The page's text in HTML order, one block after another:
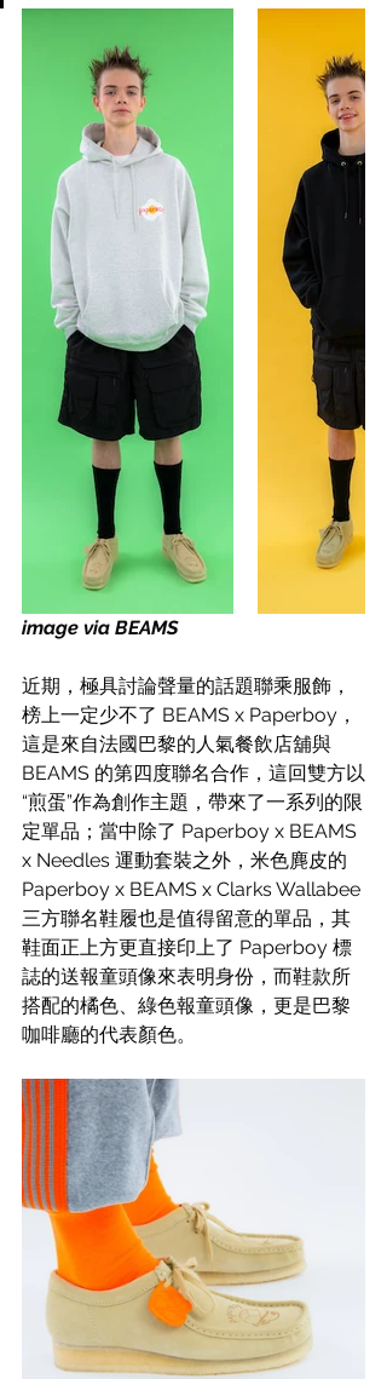
image via BEAMS
近期，極具討論聲量的話題聯乘服飾，
榜上一定少不了 BEAMS x Paperboy，
這是來自法國巴黎的人氣餐飲店舖與
BEAMS 的第四度聯名合作，這回雙方以
“煎蛋”作為創作主題，帶來了一系列的限
定單品；當中除了 Paperboy x BEAMS
x Needles 運動套裝之外，米色麂皮的
Paperboy x BEAMS x Clarks Wallabee
三方聯名鞋履也是值得留意的單品，其
鞋面正上方更直接印上了 Paperboy 標
誌的送報童頭像來表明身份，而鞋款所
搭配的橘色、綠色報童頭像，更是巴黎
咖啡廳的代表顏色。